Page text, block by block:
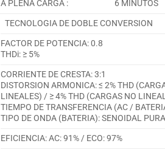
A PLENA CARGA : 6 MINUTOS
TECNOLOGIA DE DOBLE CONVERSION
FACTOR DE POTENCIA: 0.8
THDi: ≥ 5%
CORRIENTE DE CRESTA: 3:1
DISTORSION ARMONICA: ≤ 2% THD
LINEALES) / ≥ 4% THD (CARGAS NO
TIEMPO DE TRANSFERENCIA (AC /
TIPO DE ONDA (BATERIA): SENOIDAL PURA
EFICIENCIA: AC: 91% / ECO: 97%